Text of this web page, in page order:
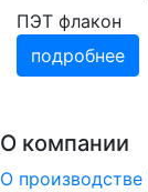
ПЭТ флакон
подробнее
О компании
О производстве